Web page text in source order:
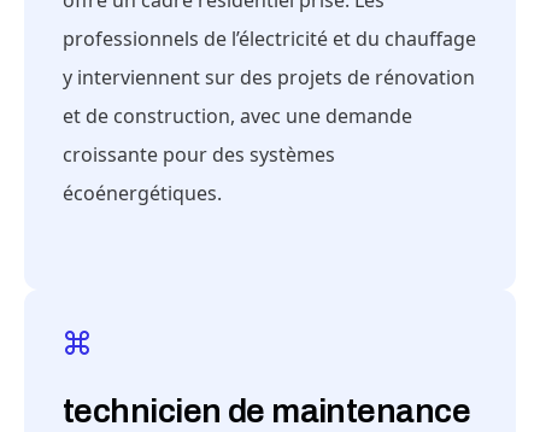
professionnels de l’électricité et du chauffage
y interviennent sur des projets de rénovation
et de construction, avec une demande
croissante pour des systèmes
écoénergétiques.
technicien de maintenance